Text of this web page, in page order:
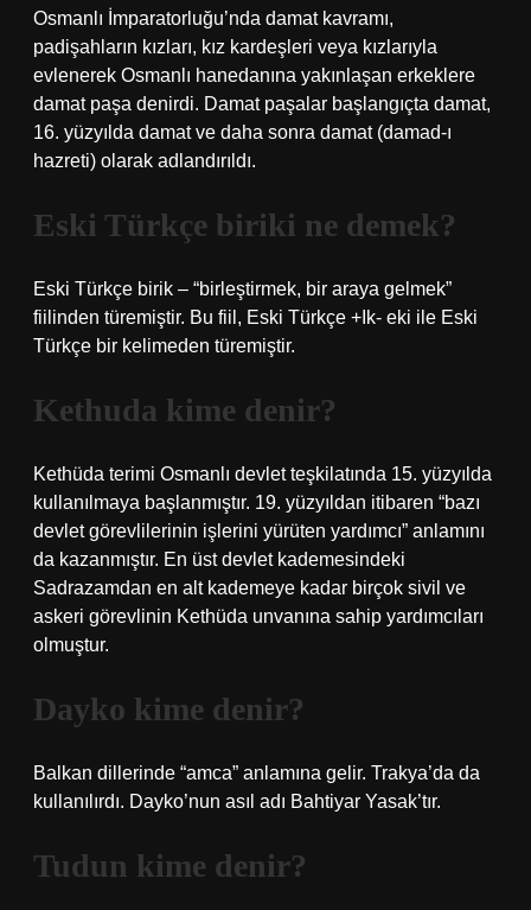
Osmanlı İmparatorluğu’nda damat kavramı,
padişahların kızları, kız kardeşleri veya kızlarıyla
evlenerek Osmanlı hanedanına yakınlaşan erkeklere
damat paşa denirdi. Damat paşalar başlangıçta damat,
16. yüzyılda damat ve daha sonra damat (damad-ı
hazreti) olarak adlandırıldı.
Eski Türkçe biriki ne demek?
Eski Türkçe birik – “birleştirmek, bir araya gelmek”
fiilinden türemiştir. Bu fiil, Eski Türkçe +Ik- eki ile Eski
Türkçe bir kelimeden türemiştir.
Kethuda kime denir?
Kethüda terimi Osmanlı devlet teşkilatında 15. yüzyılda
kullanılmaya başlanmıştır. 19. yüzyıldan itibaren “bazı
devlet görevlilerinin işlerini yürüten yardımcı” anlamını
da kazanmıştır. En üst devlet kademesindeki
Sadrazamdan en alt kademeye kadar birçok sivil ve
askeri görevlinin Kethüda unvanına sahip yardımcıları
olmuştur.
Dayko kime denir?
Balkan dillerinde “amca” anlamına gelir. Trakya’da da
kullanılırdı. Dayko’nun asıl adı Bahtiyar Yasak’tır.
Tudun kime denir?